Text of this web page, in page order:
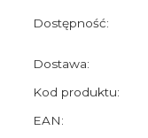
Dostępność:
Dostawa:
Kod produktu:
EAN: